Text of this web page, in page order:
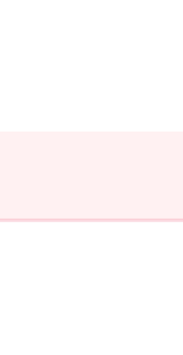
דרך שמסייעת לנו לבטל את
על החבילות שאנחנו מזמינים,